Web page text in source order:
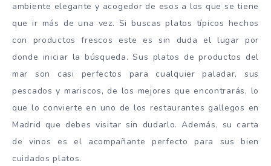
ambiente elegante y acogedor de esos a los que se tiene
que ir más de una vez. Si buscas platos típicos hechos
con productos frescos este es sin duda el lugar por
donde iniciar la búsqueda. Sus platos de productos del
mar son casi perfectos para cualquier paladar, sus
pescados y mariscos, de los mejores que encontrarás, lo
que lo convierte en uno de los restaurantes gallegos en
Madrid que debes visitar sin dudarlo. Además, su carta
de vinos es el acompañante perfecto para sus bien
cuidados platos.